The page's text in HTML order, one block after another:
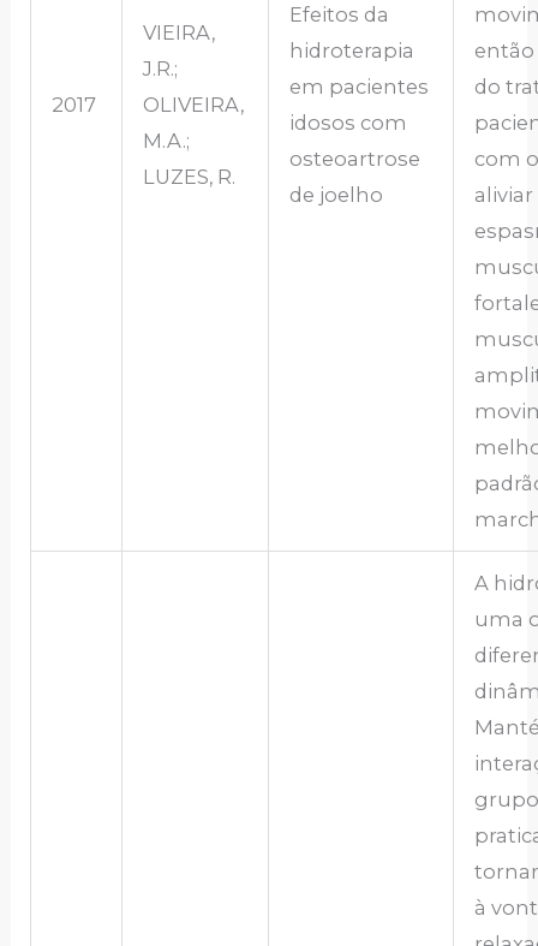
2017
VIEIRA,
J.R.;
OLIVEIRA,
M.A.;
LUZES, R.
Efeitos da
hidroterapia
em pacientes
idosos com
osteoartrose
de joelho
do
com
aliviar
A
uma
à